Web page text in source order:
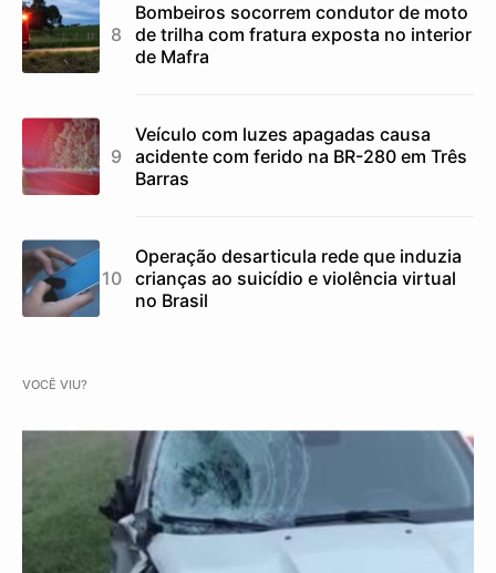
Bombeiros socorrem condutor de moto
de trilha com fratura exposta no interior
de Mafra
Veículo com luzes apagadas causa
acidente com ferido na BR-280 em Três
Barras
Operação desarticula rede que induzia
crianças ao suicídio e violência virtual
no Brasil
VOCÊ VIU?